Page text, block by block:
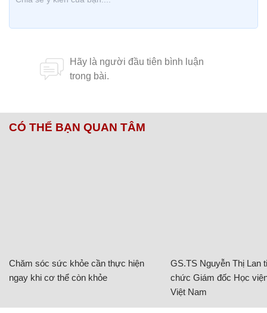
CÓ THỂ BẠN QUAN TÂM
Chăm sóc sức khỏe cần thực hiện
ngay khi cơ thể còn khỏe
GS.TS Nguyễn Thị Lan
chức Giám đốc Học
Việt Nam